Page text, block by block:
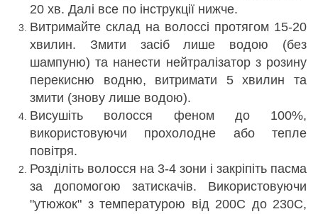
20 хв. Далі все по інструкції нижче.
Витримайте склад на волоссі протягом 15-20
хвилин. Змити засіб лише водою (без
шампуню) та нанести нейтралізатор з розину
перекисню водню, витримати 5 хвилин та
змити (знову лише водою).
Висушіть волосся феном до 100%,
використовуючи прохолодне або тепле
повітря.
Розділіть волосся на 3-4 зони і закріпіть пасма
за допомогою затискачів. Використовуючи
"утюжок" з температурою від 200С до 230С,